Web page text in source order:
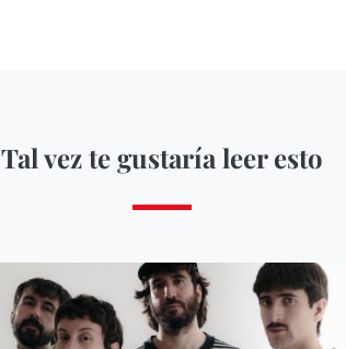
Tal vez te gustaría leer esto